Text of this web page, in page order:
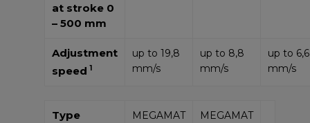
at stroke 0
– 500 mm
Adjustment
speed 1
up to 19,8
mm/s
up to 8,8
mm/s
up to 6,6
mm/s
Type
MEGAMAT
MEGAMAT